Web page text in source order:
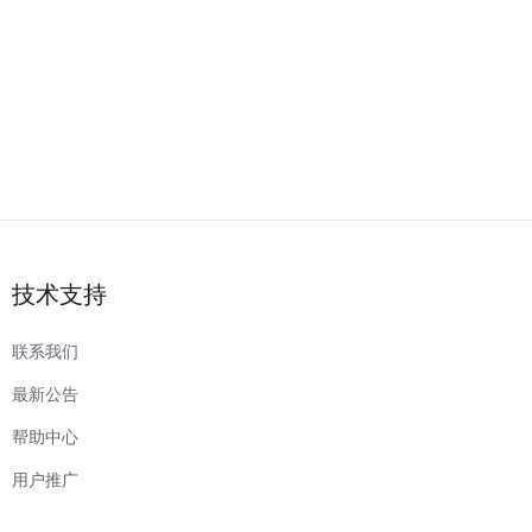
技术支持
联系我们
最新公告
帮助中心
用户推广